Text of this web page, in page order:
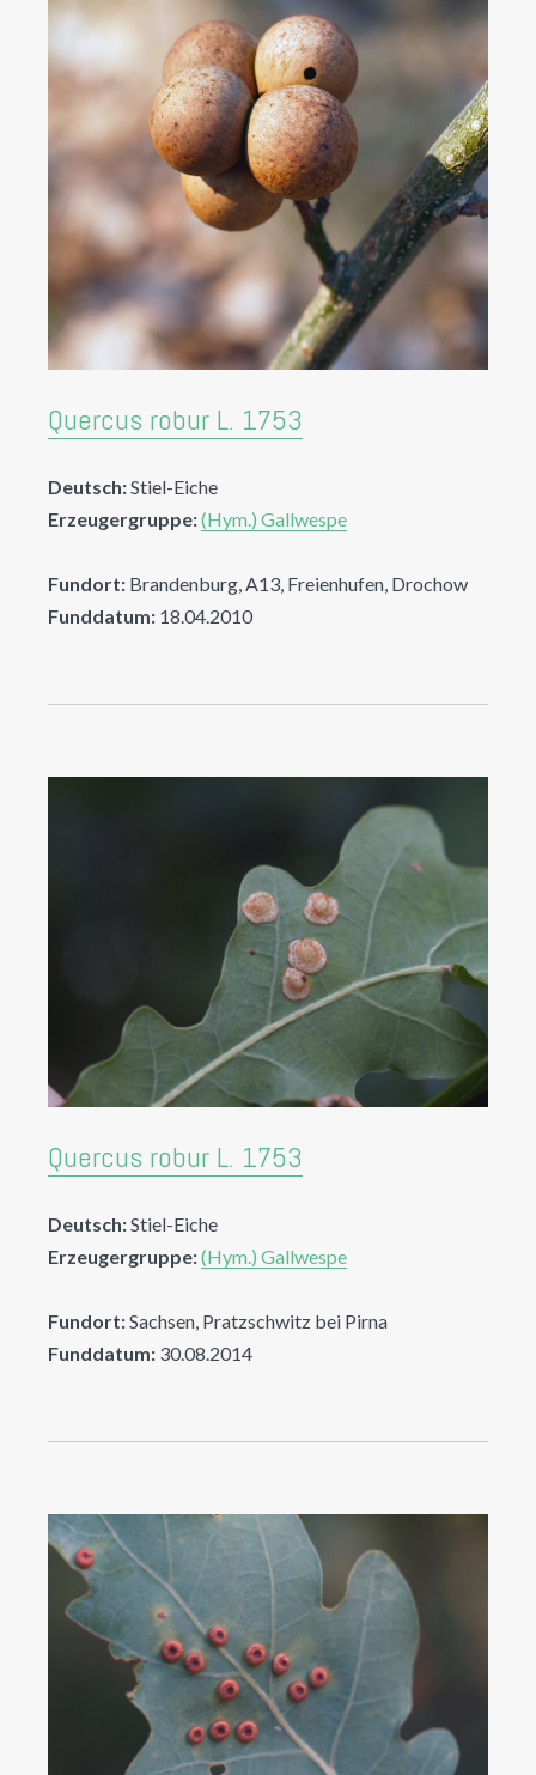
Quercus robur L. 1753
Deutsch:Stiel-Eiche
Erzeugergruppe:(Hym.) Gallwespe
Fundort: Brandenburg, A13, Freienhufen, Drochow
Funddatum: 18.04.2010
Quercus robur L. 1753
Deutsch:Stiel-Eiche
Erzeugergruppe:(Hym.) Gallwespe
Fundort:Sachsen, Pratzschwitz bei Pirna
Funddatum: 30.08.2014